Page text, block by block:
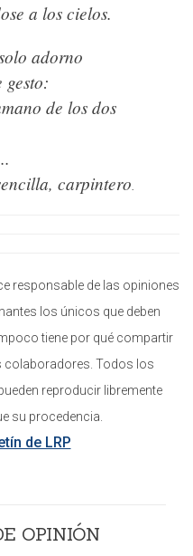
a los cielos.
adorno
gesto:
de los dos
carpintero.
responsable de las opiniones
los únicos que deben
tiene por qué compartir
colaboradores. Todos los
reproducir libremente
su procedencia.
de LRP
OPINIÓN